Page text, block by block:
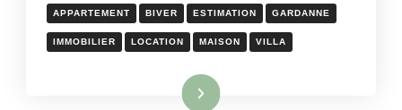
APPARTEMENT BIVER ESTIMATION GARDANNE
IMMOBILIER LOCATION MAISON VILLA
Lire la suite